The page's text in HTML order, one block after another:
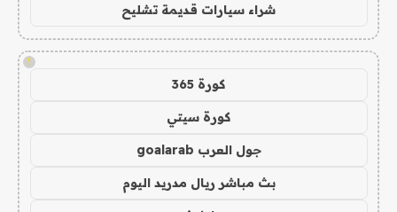
شراء سيارات قديمة تشليح
!
كورة 365
كورة سيتي
جول العرب goalarab
بث مباشر ريال مدريد اليوم